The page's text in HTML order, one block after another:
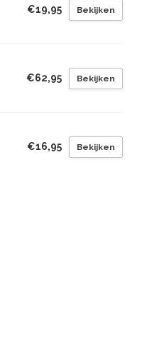
€19,95 Bekijken
€62,95 Bekijken
€16,95 Bekijken